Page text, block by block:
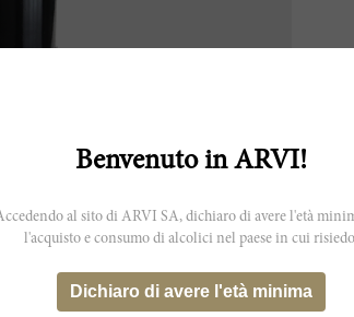
e potrebbe non rispecchiare esattamente
Benvenuto in ARVI!
al sito di ARVI SA, dichiaro di avere l'età
l'acquisto e consumo di alcolici nel paese in cui
Dichiaro di avere l'età minima